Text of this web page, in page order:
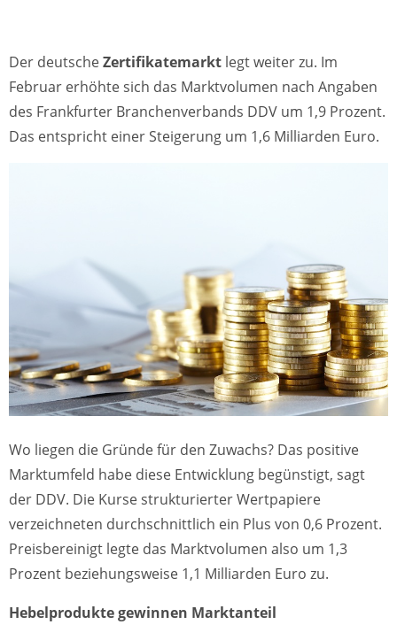
Der deutscheZertifikatemarkt legt weiter zu. Im
Februar erhöhte sich das Marktvolumen nach Angaben
des Frankfurter Branchenverbands DDV um 1,9 Prozent.
Das entspricht einer Steigerung um 1,6 Milliarden Euro.
Wo liegen die Gründe für den Zuwachs? Das positive
Marktumfeld habe diese Entwicklung begünstigt, sagt
der DDV. Die Kurse strukturierter Wertpapiere
verzeichneten durch­schnittlich ein Plus von 0,6 Prozent.
Preisbereinigt legte das Marktvolumen also um 1,3
Prozent beziehungsweise 1,1 Milliarden Euro zu.
Hebelprodukte gewinnen Marktanteil